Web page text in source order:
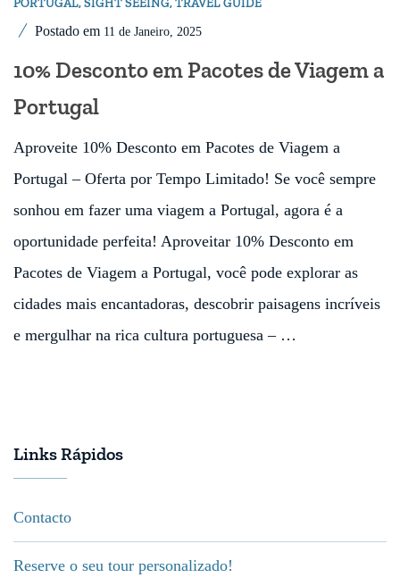
PORTUGAL,SIGHT SEEING,TRAVEL GUIDE
Postado em 11 de Janeiro, 2025
10% Desconto em Pacotes de Viagem a
Portugal
Aproveite 10% Desconto em Pacotes de Viagem a
Portugal – Oferta por Tempo Limitado! Se você sempre
sonhou em fazer uma viagem a Portugal, agora é a
oportunidade perfeita! Aproveitar 10% Desconto em
Pacotes de Viagem a Portugal, você pode explorar as
cidades mais encantadoras, descobrir paisagens incríveis
e mergulhar na rica cultura portuguesa – …
Links Rápidos
Contacto
Reserve o seu tour personalizado!